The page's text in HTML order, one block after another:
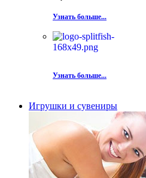
Узнать больше...
Узнать больше...
Игрушки и сувениры